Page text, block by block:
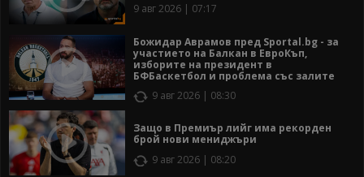
9 авг 2026 | 07:17
Божидар Аврамов пред Sportal.bg - за
участието на Балкан в ЕвроКъп,
изборите на президент в
БФБаскетбол и проблема със залите
9 авг 2026 | 08:30
Защо в Премиър лийг има рекорден
брой нови мениджъри
9 авг 2026 | 08:20